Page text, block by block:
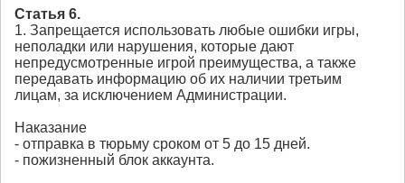
Статья 6.
1. Запрещается использовать любые ошибки игры,
неполадки или нарушения, которые дают
непредусмотренные игрой преимущества, а также
передавать информацию об их наличии третьим
лицам, за исключением Администрации.
Наказание
- отправка в тюрьму сроком от 5 до 15 дней.
- пожизненный блок аккаунта.